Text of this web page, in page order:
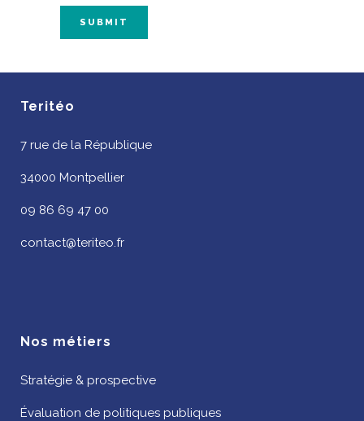
Teritéo
7 rue de la République
34000 Montpellier
09 86 69 47 00
contact@teriteo.fr
Nos métiers
Stratégie & prospective
Évaluation de politiques publiques